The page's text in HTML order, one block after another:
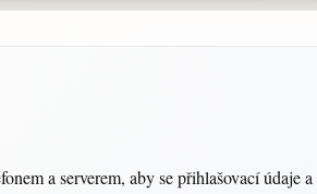
a serverem, aby se přihlašovací údaje